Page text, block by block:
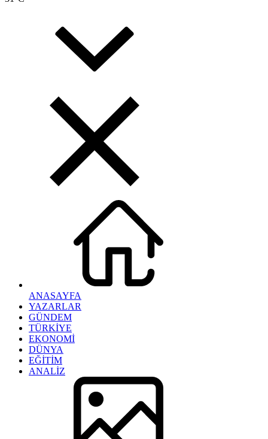
ANASAYFA
YAZARLAR
GÜNDEM
TÜRKİYE
EKONOMİ
DÜNYA
EĞİTİM
ANALİZ